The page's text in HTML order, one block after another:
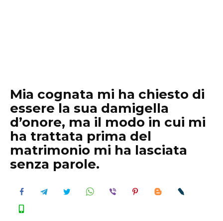
Mia cognata mi ha chiesto di
essere la sua damigella
d’onore, ma il modo in cui mi
ha trattata prima del
matrimonio mi ha lasciata
senza parole.